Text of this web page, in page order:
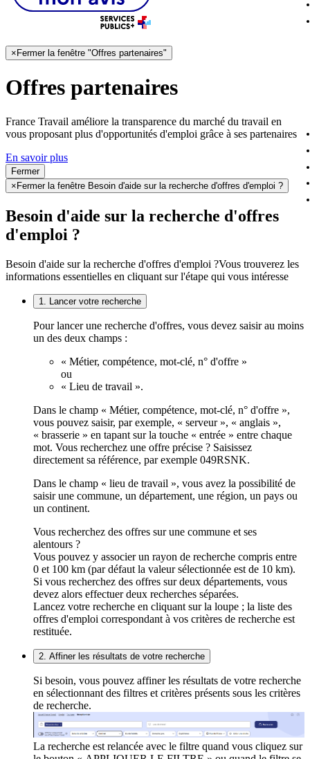
× Fermer la fenêtre "Offres partenaires"
Offres partenaires
France Travail améliore la transparence du marché du travail en
vous proposant plus d'opportunités d'emploi grâce à ses partenaires
En savoir plus
Fermer
× Fermer la fenêtre Besoin d'aide sur la recherche d'offres d'emploi ?
Besoin d'aide sur la recherche d'offres
d'emploi ?
Besoin d'aide sur la recherche d'offres d'emploi ?Vous trouverez les
informations essentielles en cliquant sur l'étape qui vous intéresse
1. Lancer votre recherche
Pour lancer une recherche d'offres, vous devez saisir au moins
un des deux champs :
« Métier, compétence, mot-clé, n° d'offre »
ou
« Lieu de travail ».
Dans le champ « Métier, compétence, mot-clé, n° d'offre »,
vous pouvez saisir, par exemple, « serveur », « anglais »,
« brasserie » en tapant sur la touche « entrée » entre chaque
mot. Vous recherchez une offre précise ? Saisissez
directement sa référence, par exemple 049RSNK.
Dans le champ « lieu de travail », vous avez la possibilité de
saisir une commune, un département, une région, un pays ou
un continent.
Vous recherchez des offres sur une commune et ses
alentours ?
Vous pouvez y associer un rayon de recherche compris entre
0 et 100 km (par défaut la valeur sélectionnée est de 10 km).
Si vous recherchez des offres sur deux départements, vous
devez alors effectuer deux recherches séparées.
Lancez votre recherche en cliquant sur la loupe ; la liste des
offres d'emploi correspondant à vos critères de recherche est
restituée.
2. Affiner les résultats de votre recherche
Si besoin, vous pouvez affiner les résultats de votre recherche
en sélectionnant des filtres et critères présents sous les critères
de recherche.
La recherche est relancée avec le filtre quand vous cliquez sur